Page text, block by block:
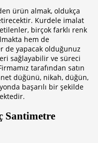
ürün almak, oldukça
Kurdele imalat
birçok farklı renk
hem de
de yapacak olduğunuz
sağlayabilir ve süreci
tarafından satın
düğünü, nikah, düğün,
başarılı bir şekilde
Santimetre